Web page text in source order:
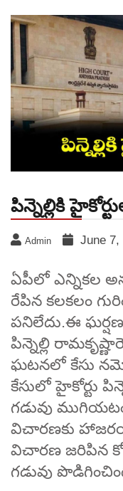
పిన్నెల్లికి
Admin June 7,
ఏపీలో ఎన్నికల
రేపిన కలకలం
పనిలేదు.ఈ
పిన్నెల్లి
ఘటనలో కేసు
కేసులో హైకోర్టు
గడువు
విచారణకు
విచారణ జరిపిన
గడువు